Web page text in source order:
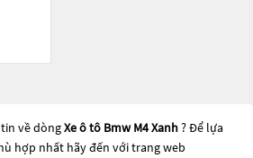
về dòngXe ô tô Bmw M4 Xanh? Để lựa
hợp nhất hãy đến với trang web